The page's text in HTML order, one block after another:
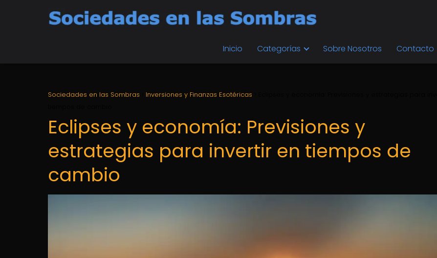
Inicio Categorías Sobre Nosotros Contacto
Sociedades en las Sombras Inversiones y Finanzas Esotéricas
Eclipses y economía: Previsiones y
estrategias para invertir en tiempos de
cambio